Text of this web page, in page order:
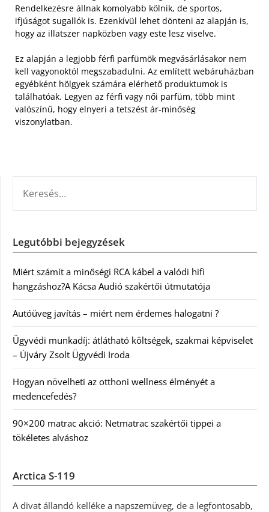
Rendelkezésre állnak komolyabb kölnik, de sportos,
ifjúságot sugallók is. Ezenkívül lehet dönteni az alapján is,
hogy az illatszer napközben vagy este lesz viselve.
Ez alapján a legjobb férfi parfümök megvásárlásakor nem
kell vagyonoktól megszabadulni. Az említett webáruházban
egyébként hölgyek számára elérhető produktumok is
találhatóak. Legyen az férfi vagy női parfüm, több mint
valószínű, hogy elnyeri a tetszést ár-minőség
viszonylatban.
Legutóbbi bejegyzések
Miért számít a minőségi RCA kábel a valódi hifi
hangzáshoz?A Kácsa Audió szakértői útmutatója
Autóüveg javítás – miért nem érdemes halogatni ?
Ügyvédi munkadíj: átlátható költségek, szakmai képviselet
– Újváry Zsolt Ügyvédi Iroda
Hogyan növelheti az otthoni wellness élményét a
medencefedés?
90×200 matrac akció: Netmatrac szakértői tippei a
tökéletes alváshoz
Arctica S-119
A divat állandó kelléke a napszemüveg, de a legfontosabb,